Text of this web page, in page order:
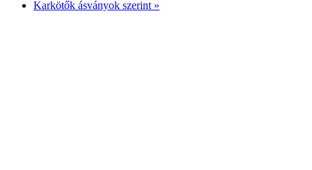
Karkötők ásványok szerint »